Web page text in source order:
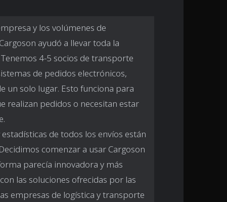
y los volúmenes de
ayudó a llevar toda la
4-5 socios de transporte
de pedidos electrónicos,
un solo lugar. Esto funciona para
realizan pedidos o necesitan estar
de todos los envíos están
comenzar a usar Cargoson
parecía innovadora y más
las soluciones ofrecidas por las
empresas de logística y transporte